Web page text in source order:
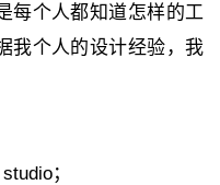
每个人都知道怎样的工
我个人的设计经验，我
；